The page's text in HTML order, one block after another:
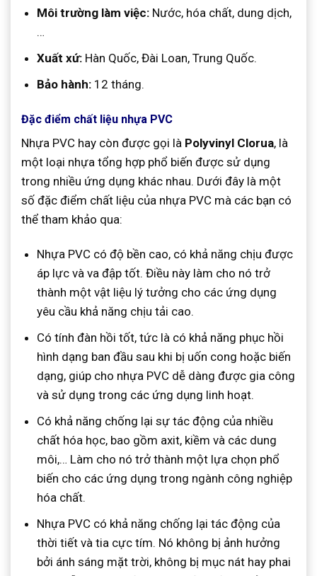
Môi trường làm việc: Nước, hóa chất, dung dịch,
…
Xuất xứ: Hàn Quốc, Đài Loan, Trung Quốc.
Bảo hành: 12 tháng.
Đặc điểm chất liệu nhựa PVC
Nhựa PVC hay còn được gọi là Polyvinyl Clorua, là
một loại nhựa tổng hợp phổ biến được sử dụng
trong nhiều ứng dụng khác nhau. Dưới đây là một
số đặc điểm chất liệu của nhựa PVC mà các bạn có
thể tham khảo qua:
Nhựa PVC có độ bền cao, có khả năng chịu được
áp lực và va đập tốt. Điều này làm cho nó trở
thành một vật liệu lý tưởng cho các ứng dụng
yêu cầu khả năng chịu tải cao.
Có tính đàn hồi tốt, tức là có khả năng phục hồi
hình dạng ban đầu sau khi bị uốn cong hoặc biến
dạng, giúp cho nhựa PVC dễ dàng được gia công
và sử dụng trong các ứng dụng linh hoạt.
Có khả năng chống lại sự tác động của nhiều
chất hóa học, bao gồm axit, kiềm và các dung
môi,… Làm cho nó trở thành một lựa chọn phổ
biến cho các ứng dụng trong ngành công nghiệp
hóa chất.
Nhựa PVC có khả năng chống lại tác động của
thời tiết và tia cực tím. Nó không bị ảnh hưởng
bởi ánh sáng mặt trời, không bị mục nát hay phai